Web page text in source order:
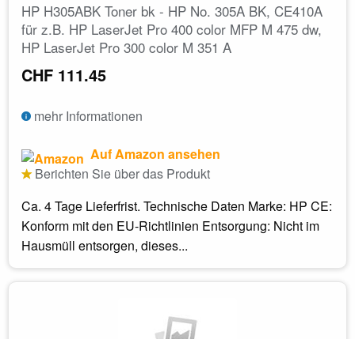
HP H305ABK Toner bk - HP No. 305A BK, CE410A
für z.B. HP LaserJet Pro 400 color MFP M 475 dw,
HP LaserJet Pro 300 color M 351 A
CHF 111.45
mehr Informationen
Auf Amazon ansehen
Berichten Sie über das Produkt
Ca. 4 Tage Lieferfrist. Technische Daten Marke: HP CE:
Konform mit den EU-Richtlinien Entsorgung: Nicht im
Hausmüll entsorgen, dieses...